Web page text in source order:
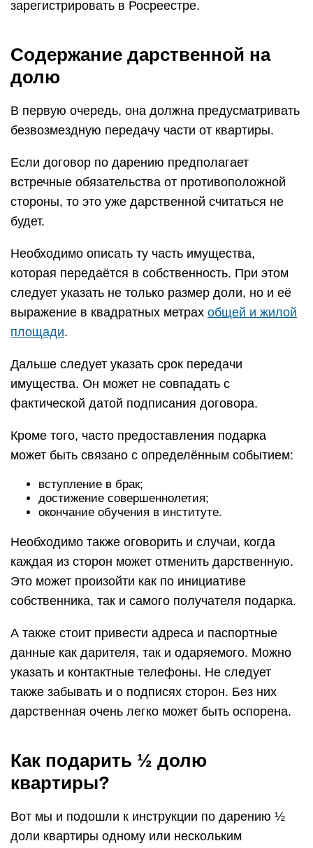
зарегистрировать в Росреестре.
Содержание дарственной на
долю
В первую очередь, она должна предусматривать
безвозмездную передачу части от квартиры.
Если договор по дарению предполагает
встречные обязательства от противоположной
стороны, то это уже дарственной считаться не
будет.
Необходимо описать ту часть имущества,
которая передаётся в собственность. При этом
следует указать не только размер доли, но и её
выражение в квадратных метрах общей и жилой
площади.
Дальше следует указать срок передачи
имущества. Он может не совпадать с
фактической датой подписания договора.
Кроме того, часто предоставления подарка
может быть связано с определённым событием:
вступление в брак;
достижение совершеннолетия;
окончание обучения в институте.
Необходимо также оговорить и случаи, когда
каждая из сторон может отменить дарственную.
Это может произойти как по инициативе
собственника, так и самого получателя подарка.
А также стоит привести адреса и паспортные
данные как дарителя, так и одаряемого. Можно
указать и контактные телефоны. Не следует
также забывать и о подписях сторон. Без них
дарственная очень легко может быть оспорена.
Как подарить ½ долю
квартиры?
Вот мы и подошли к инструкции по дарению ½
доли квартиры одному или нескольким